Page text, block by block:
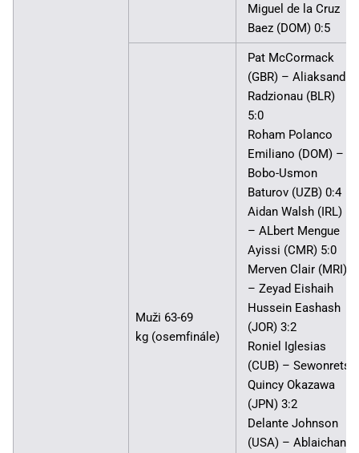
Miguel de la Cruz
Baez (DOM) 0:5
Muži 63-69
kg (osemfinále)
Pat McCormack
(GBR) – Aliaksandr
Radzionau (BLR)
5:0
Roham Polanco
Emiliano (DOM) –
Bobo-Usmon
Baturov (UZB) 0:4
Aidan Walsh (IRL)
– ALbert Mengue
Ayissi (CMR) 5:0
Merven Clair (MRI)
– Zeyad Eishaih
Hussein Eashash
(JOR) 3:2
Roniel Iglesias
(CUB) – Sewonrets
Quincy Okazawa
(JPN) 3:2
Delante Johnson
(USA) – Ablaichan